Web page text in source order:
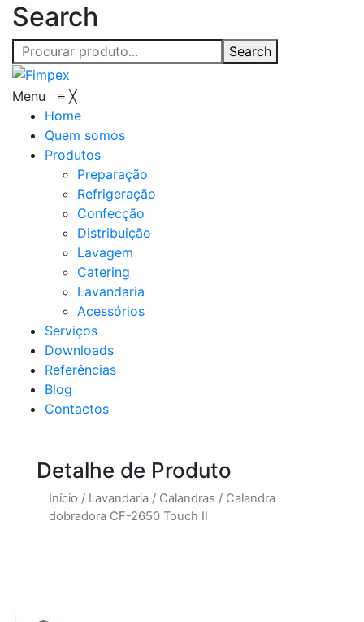
Search
Search
Menu ≡ ╳
Home
Quem somos
Produtos
Preparação
Refrigeração
Confecção
Distribuição
Lavagem
Catering
Lavandaria
Acessórios
Serviços
Downloads
Referências
Blog
Contactos
Detalhe de Produto
Início / Lavandaria / Calandras / Calandra
dobradora CF-2650 Touch II